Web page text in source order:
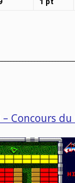
– Concours